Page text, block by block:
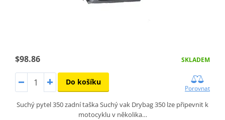
$98.86 SKLADEM
Do košíku
Porovnat
Suchý pytel 350 zadní taška Suchý vak Drybag 350 lze připevnit k
motocyklu v několika…